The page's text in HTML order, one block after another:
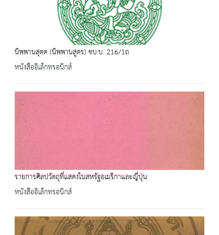
นิพฺพานสุตฺต (นิพฺพานสูตร) ชบ.บ. 216/1ถ
หนังสืออิเล็กทรอนิกส์
รายการศิลปวัตถุที่แสดงในสหรัฐอเมริกาและญี่ปุ่น
หนังสืออิเล็กทรอนิกส์